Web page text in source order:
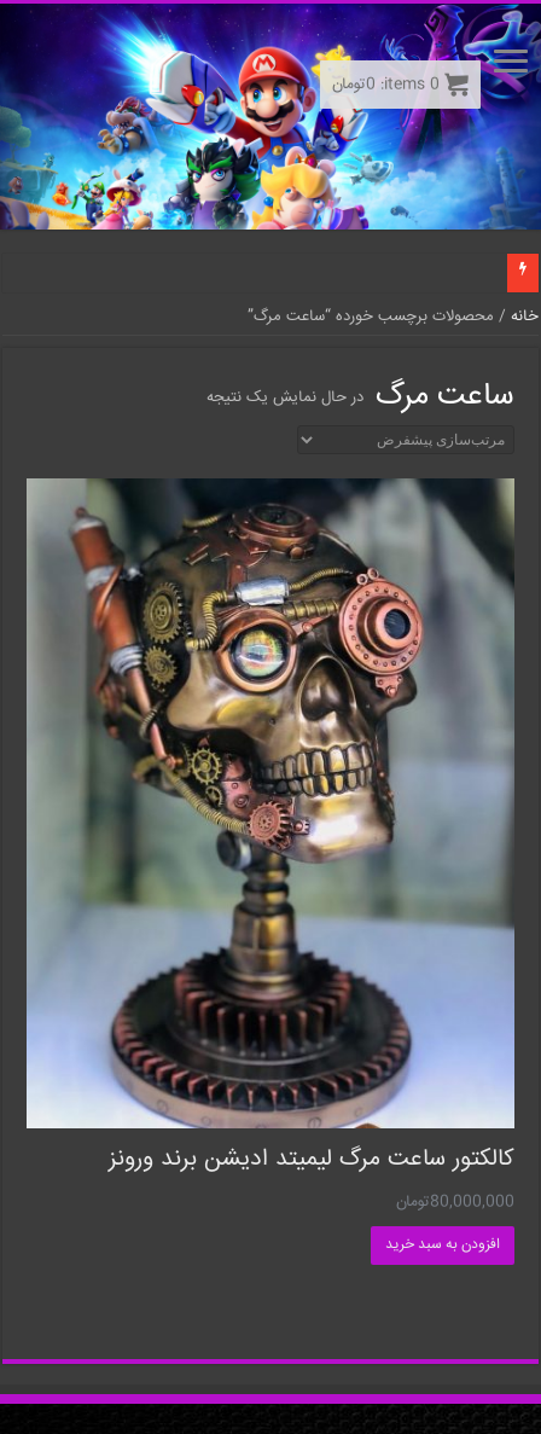
خانه / محصولات برچسب خورده “ساعت مرگ”
ساعت مرگ در حال نمایش یک نتیجه
کالکتور ساعت مرگ لیمیتد ادیشن برند ورونز
80,000,000تومان
افزودن به سبد خرید
0
items:
0تومان